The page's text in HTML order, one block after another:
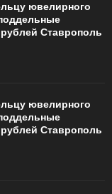
ювелирного
Ставрополь
ювелирного
Ставрополь